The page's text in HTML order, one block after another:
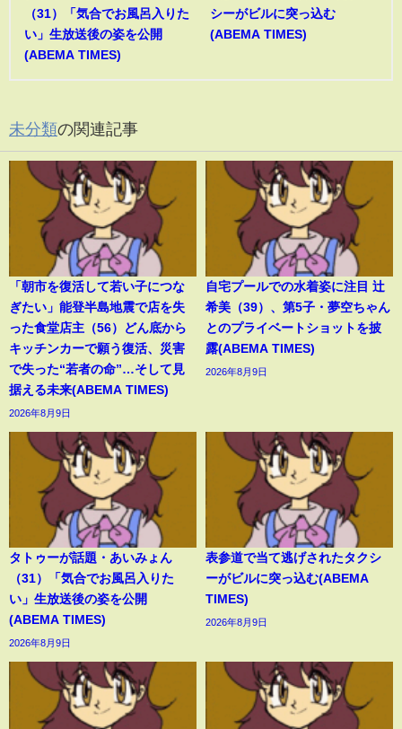
（31）「気合でお風呂入りた
い」生放送後の姿を公開
(ABEMA TIMES)
シーがビルに突っ込む
(ABEMA TIMES)
未分類の関連記事
「朝市を復活して若い子につな
ぎたい」能登半島地震で店を失
った食堂店主（56）どん底から
キッチンカーで願う復活、災害
で失った“若者の命”…そして見
据える未来(ABEMA TIMES)
2026年8月9日
自宅プールでの水着姿に注目 辻
希美（39）、第5子・夢空ちゃん
とのプライベートショットを披
露(ABEMA TIMES)
2026年8月9日
タトゥーが話題・あいみょん
（31）「気合でお風呂入りた
い」生放送後の姿を公開
(ABEMA TIMES)
2026年8月9日
表参道で当て逃げされたタクシ
ーがビルに突っ込む(ABEMA
TIMES)
2026年8月9日